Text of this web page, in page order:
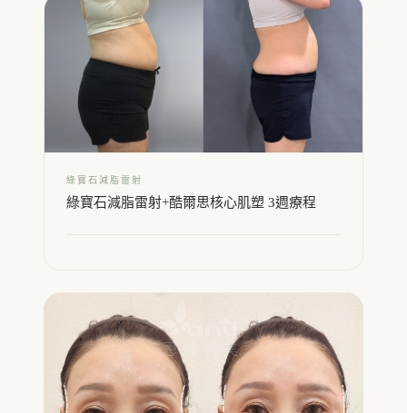
綠寶石減脂雷射
綠寶石減脂雷射+酷爾思核心肌塑 3週療程